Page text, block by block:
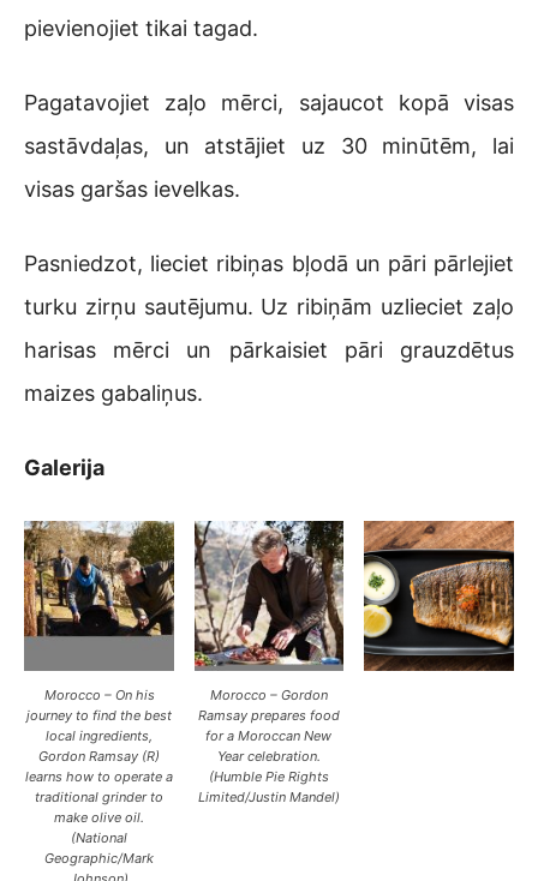
pievienojiet tikai tagad.
Pagatavojiet zaļo mērci, sajaucot kopā visas
sastāvdaļas, un atstājiet uz 30 minūtēm, lai
visas garšas ievelkas.
Pasniedzot, lieciet ribiņas bļodā un pāri pārlejiet
turku zirņu sautējumu. Uz ribiņām uzlieciet zaļo
harisas mērci un pārkaisiet pāri grauzdētus
maizes gabaliņus.
Galerija
Morocco – On his
journey to find the best
local ingredients,
Gordon Ramsay (R)
learns how to operate a
traditional grinder to
make olive oil.
(National
Geographic/Mark
Morocco – Gordon
Ramsay prepares food
for a Moroccan New
Year celebration.
(Humble Pie Rights
Limited/Justin Mandel)